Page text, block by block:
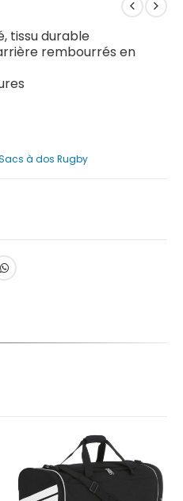
tissu durable
rembourrés en
à dos Rugby